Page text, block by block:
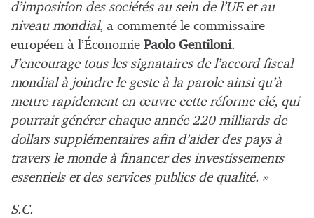
d’imposition des sociétés au sein de l’UE et au
niveau mondial, a commenté le commissaire
européen à l’Économie Paolo Gentiloni.
J’encourage tous les signataires de l’accord fiscal
mondial à joindre le geste à la parole ainsi qu’à
mettre rapidement en œuvre cette réforme clé, qui
pourrait générer chaque année 220 milliards de
dollars supplémentaires afin d’aider des pays à
travers le monde à financer des investissements
essentiels et des services publics de qualité. »
S.C.